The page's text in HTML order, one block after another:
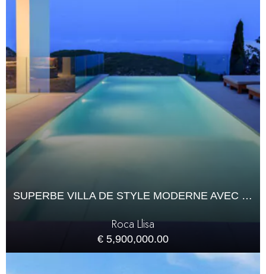
SUPERBE VILLA DE STYLE MODERNE AVEC VUE SUR LA MER
Roca Llisa
€ 5,900,000.00